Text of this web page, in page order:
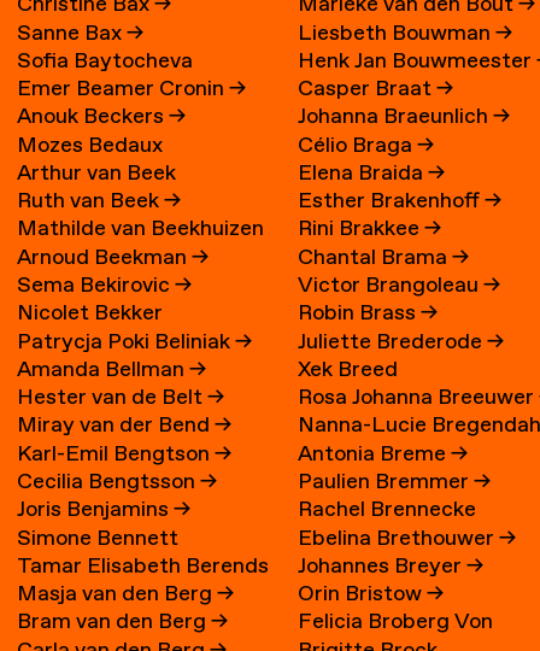
Sanne Bax→
Sofia Baytocheva
Iordanova
Emer Beamer Cronin→
Anouk Beckers→
Mozes Bedaux
Arthur van Beek
Ruth van Beek→
Mathilde van Beekhuizen
→
Arnoud Beekman→
Sema Bekirovic→
Nicolet Bekker
Patrycja Poki Beliniak→
Amanda Bellman→
Hester van de Belt→
Miray van der Bend→
Karl-Emil Bengtson→
Cecilia Bengtsson→
Joris Benjamins→
Simone Bennett
Tamar Elisabeth Berends
→
Masja van den Berg→
Bram van den Berg→
Liesbeth Bouwman→
Henk Jan Bouwmeester
Casper Braat→
Johanna Braeunlich→
Célio Braga→
Elena Braida→
Esther Brakenhoff→
Rini Brakkee→
Chantal Brama→
Victor Brangoleau→
Robin Brass→
Juliette Brederode→
Xek Breed
Rosa Johanna Breeuwer
Nanna-Lucie
Axilgård→
Antonia Breme→
Paulien Bremmer→
Rachel Brennecke
Ebelina Brethouwer→
Johannes Breyer→
Orin Bristow→
Felicia Broberg Von